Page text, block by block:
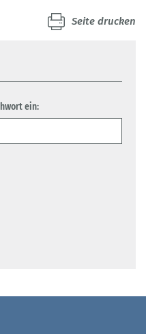
Seite drucken
ein: